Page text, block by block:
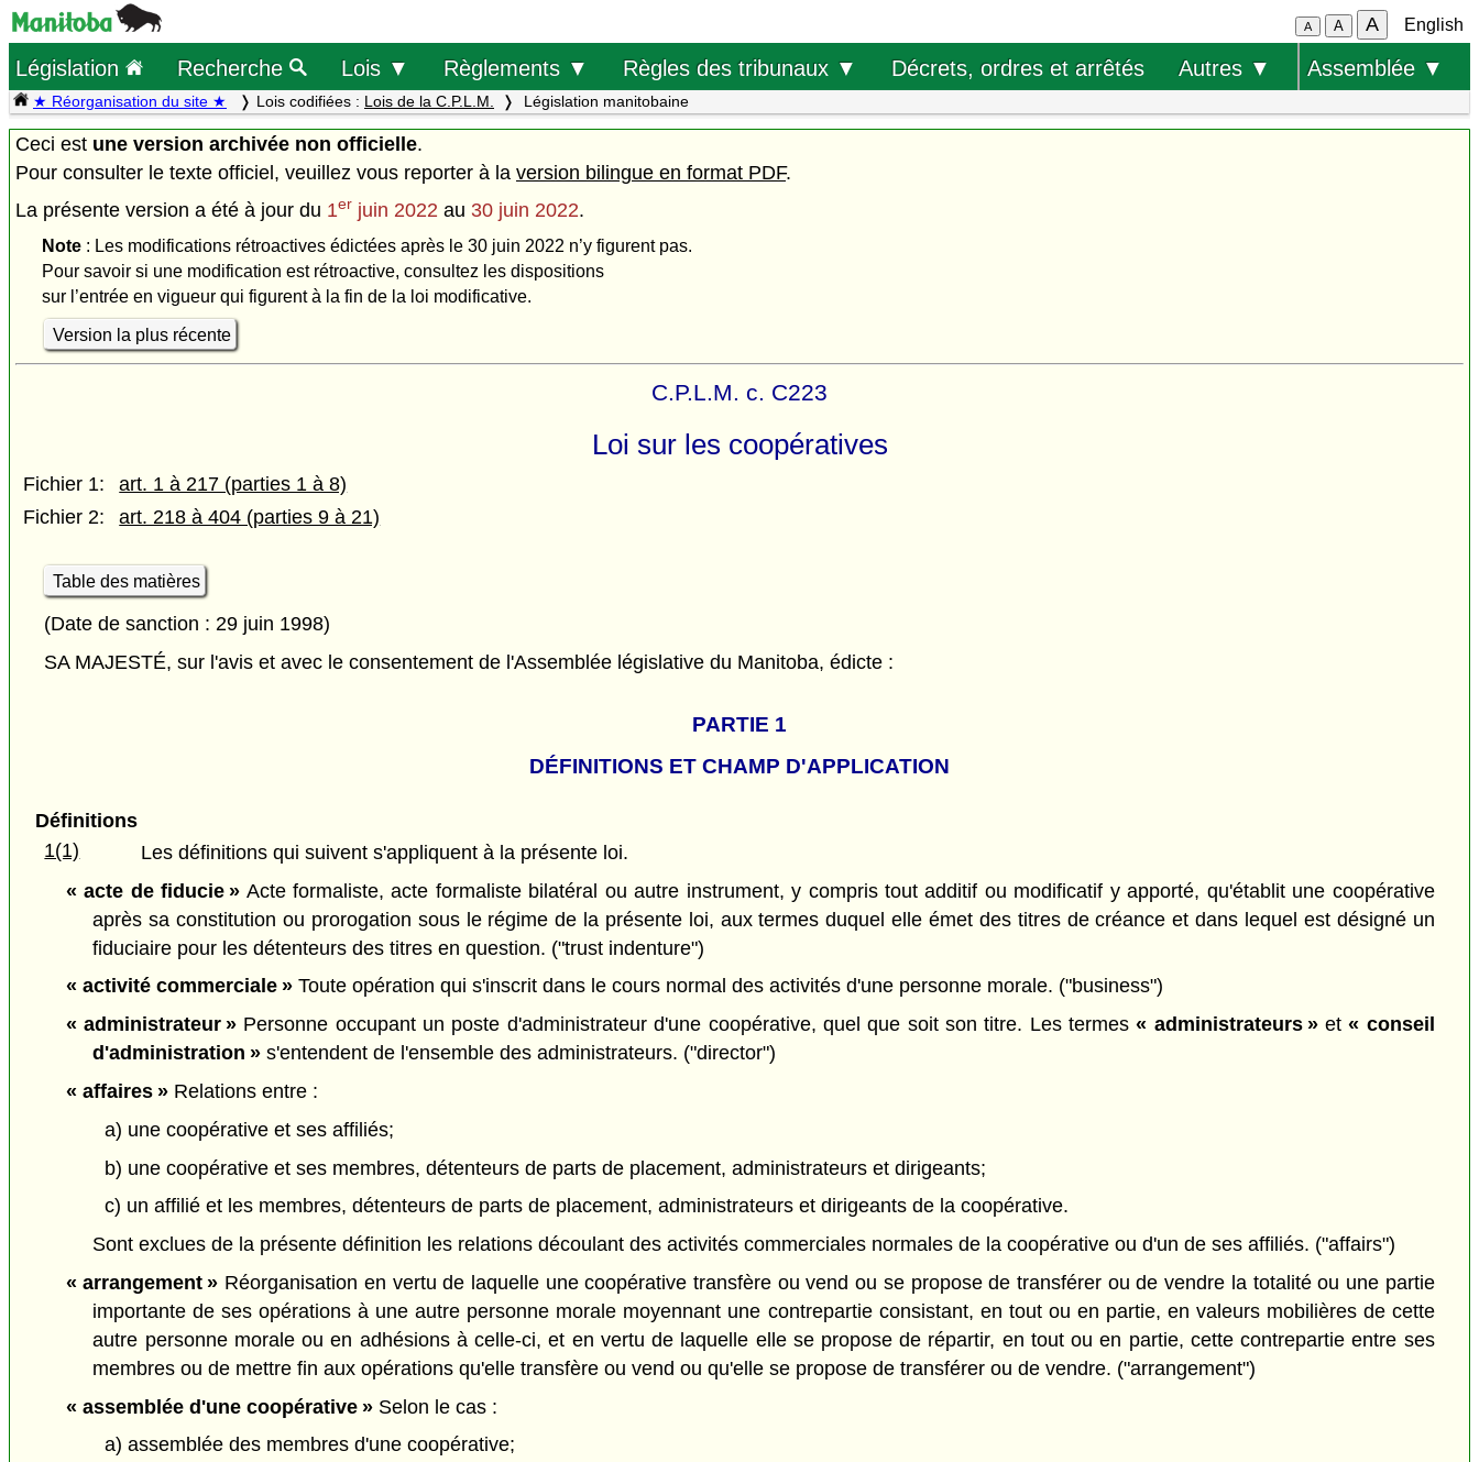
A A A English
Législation Recherche Lois ▼ Règlements ▼ Règles des tribunaux ▼ Décrets, ordres et arrêtés Autres ▼ Assemblée ▼
★ Réorganisation du site ★ Lois codifiées : Lois de la C.P.L.M. Législation manitobaine
Ceci est une version archivée non officielle.
Pour consulter le texte officiel, veuillez vous reporter à la version bilingue en format PDF.
La présente version a été à jour du 1er juin 2022 au 30 juin 2022.
Note: Les modifications rétroactives édictées après le 30 juin 2022 n’y figurent pas.
Pour savoir si une modification est rétroactive, consultez les dispositions
sur l’entrée en vigueur qui figurent à la fin de la loi modificative.
Version la plus récente
C.P.L.M. c. C223
Loi sur les coopératives
Fichier 1:
art. 1 à 217 (parties 1 à 8)
Fichier 2:
art. 218 à 404 (parties 9 à 21)
Table des matières
(Date de sanction : 29 juin 1998)
SA MAJESTÉ, sur l'avis et avec le consentement de l'Assemblée législative du Manitoba, édicte :
PARTIE 1
DÉFINITIONS ET CHAMP D'APPLICATION
Définitions
1(1)
Les définitions qui suivent s'appliquent à la présente loi.
« acte de fiducie » Acte formaliste, acte formaliste bilatéral ou autre instrument, y compris tout additif ou modificatif y apporté, qu'établit une coopérative
après sa constitution ou prorogation sous le régime de la présente loi, aux termes duquel elle émet des titres de créance et dans lequel est désigné un
fiduciaire pour les détenteurs des titres en question. ("trust indenture")
« activité commerciale »Toute opération qui s'inscrit dans le cours normal des activités d'une personne morale. ("business")
« administrateur » Personne occupant un poste d'administrateur d'une coopérative, quel que soit son titre. Les termes« administrateurs »et« conseil
d'administration » s'entendent de l'ensemble des administrateurs. ("director")
« affaires »Relations entre :
a) une coopérative et ses affiliés;
b) une coopérative et ses membres, détenteurs de parts de placement, administrateurs et dirigeants;
c) un affilié et les membres, détenteurs de parts de placement, administrateurs et dirigeants de la coopérative.
Sont exclues de la présente définition les relations découlant des activités commerciales normales de la coopérative ou d'un de ses affiliés. ("affairs")
« arrangement » Réorganisation en vertu de laquelle une coopérative transfère ou vend ou se propose de transférer ou de vendre la totalité ou une partie
importante de ses opérations à une autre personne morale moyennant une contrepartie consistant, en tout ou en partie, en valeurs mobilières de cette
autre personne morale ou en adhésions à celle-ci, et en vertu de laquelle elle se propose de répartir, en tout ou en partie, cette contrepartie entre ses
membres ou de mettre fin aux opérations qu'elle transfère ou vend ou qu'elle se propose de transférer ou de vendre. ("arrangement")
« assemblée d'une coopérative »Selon le cas :
a) assemblée des membres d'une coopérative;